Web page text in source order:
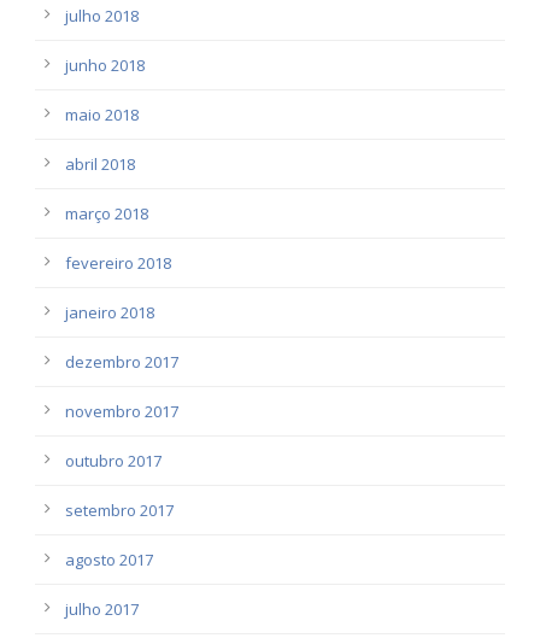
julho 2018
junho 2018
maio 2018
abril 2018
março 2018
fevereiro 2018
janeiro 2018
dezembro 2017
novembro 2017
outubro 2017
setembro 2017
agosto 2017
julho 2017